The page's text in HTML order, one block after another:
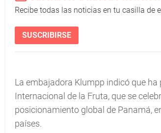
Recibe todas las noticias en tu casilla de
SUSCRIBIRSE
La embajadora Klumpp indicó que
Internacional de la Fruta, que se
posicionamiento global de Panamá,
países.